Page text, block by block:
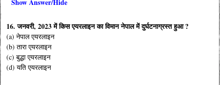
Show Answer/Hide
16. जनवरी, 2023 में किस एयरलाइन का विमान नेपाल में दुर्घटनाग्रस्त हुआ ?
(a) नेपाल एयरलाइन
(b) तारा एयरलाइन
(c) बुद्धा एयरलाइन
(d) यति एयरलाइन